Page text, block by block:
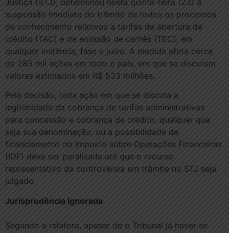
suspensão imediata do trâmite de todos os processos
de conhecimento relativos a tarifas de abertura de
crédito (TAC) e de emissão de carnês (TEC), em
qualquer instância, fase e juízo. A medida afeta cerca
de 285 mil ações em todo o país, em que se discutem
valores estimados em R$ 533 milhões.
Pela decisão, toda ação em que se discuta a
legitimidade da cobrança de tarifas administrativas
para concessão e cobrança de crédito, qualquer que
seja sua denominação, ou a possibilidade de
financiamento do Imposto sobre Operações Financeiras
(IOF) deve ser paralisada até que o recurso
representativo da controvérsia em trâmite no STJ seja
julgado.
Jurisprudência ignorada
Segundo a relatora, apesar de o Tribunal já haver se